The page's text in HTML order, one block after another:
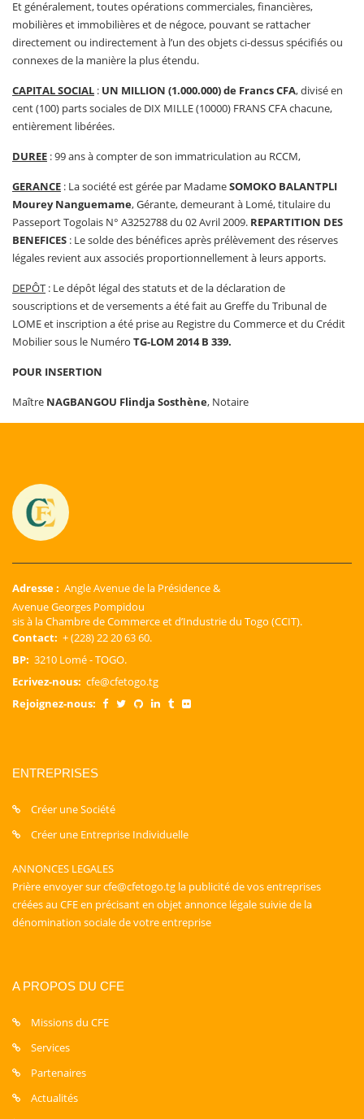
Et généralement, toutes opérations commerciales, financières,
mobilières et immobilières et de négoce, pouvant se rattacher
directement ou indirectement à l’un des objets ci-dessus spécifiés ou
connexes de la manière la plus étendu.
CAPITAL SOCIAL : UN MILLION (1.000.000) de Francs CFA, divisé en
cent (100) parts sociales de DIX MILLE (10000) FRANS CFA chacune,
entièrement libérées.
DUREE : 99 ans à compter de son immatriculation au RCCM,
GERANCE : La société est gérée par MadameSOMOKO BALANTPLI
Mourey Nanguemame, Gérante, demeurant à Lomé, titulaire du
Passeport Togolais N° A3252788 du 02 Avril 2009. REPARTITION DES
BENEFICES : Le solde des bénéfices après prélèvement des réserves
légales revient aux associés proportionnellement à leurs apports.
DEPÔT : Le dépôt légal des statuts et de la déclaration de
souscriptions et de versements a été fait au Greffe du Tribunal de
LOME et inscription a été prise au Registre du Commerce et du Crédit
Mobilier sous le Numéro TG-LOM 2014 B 339.
POUR INSERTION
Maître NAGBANGOU Flindja Sosthène, Notaire
Adresse : Angle Avenue de la Présidence &
Avenue Georges Pompidou
sis à la Chambre de Commerce et d’Industrie du Togo (CCIT).
Contact: + (228) 22 20 63 60.
BP: 3210 Lomé - TOGO.
Ecrivez-nous: cfe@cfetogo.tg
Rejoignez-nous:
ENTREPRISES
Créer une Société
Créer une Entreprise Individuelle
ANNONCES LEGALES
Prière envoyer sur cfe@cfetogo.tg la publicité de vos entreprises
créées au CFE en précisant en objet annonce légale suivie de la
dénomination sociale de votre entreprise
A PROPOS DU CFE
Missions du CFE
Services
Partenaires
Actualités